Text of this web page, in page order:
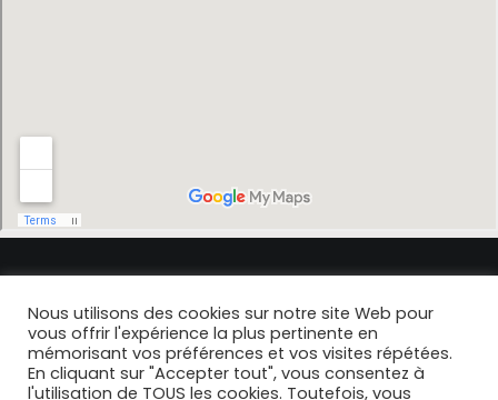
© 2021- 2024 Dr Brun. |Politique de confidentialité |Mentions Légales
Design & DeveloppementStudio Soixante
Nous utilisons des cookies sur notre site Web pour
vous offrir l'expérience la plus pertinente en
mémorisant vos préférences et vos visites répétées.
En cliquant sur "Accepter tout", vous consentez à
l'utilisation de TOUS les cookies. Toutefois, vous